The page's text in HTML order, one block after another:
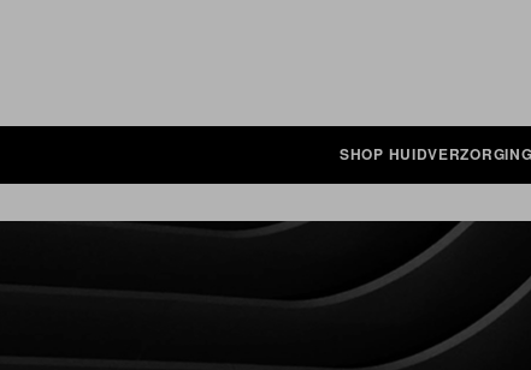
SHOP HUIDVERZORGING